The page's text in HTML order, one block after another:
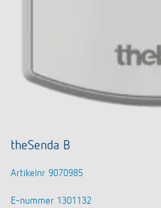
theSenda B
Artikelnr 9070985
E-nummer 1301132